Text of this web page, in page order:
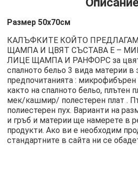
Размер 50х70см
КАЛЪФКИТЕ КОЙТО
ЩАМПА И ЦВЯТ СЪСТАВА Е –
ЛИЦЕ ЩАМПА И РАНФОРС за цвят
спалното бельо 3 вида материи в
предпочитанията : микрофибърен
както на спалното бельо, плътен
мек/кашмир/ полестерен плат .
полиестерен пух. Варианти на
и гръб и материи ще намерете в
продукти. Ако ви е необходим
стандартните в сайта ни се